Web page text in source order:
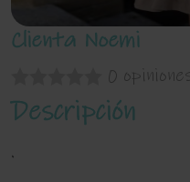
Clienta Noemi
0 opiniones
Descripción
.